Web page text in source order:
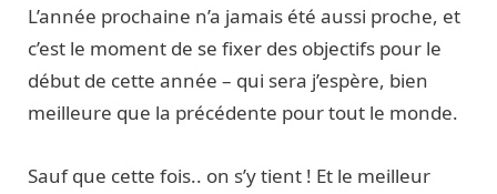
L’année prochaine n’a jamais été aussi proche, et
c’est le moment de se fixer des objectifs pour le
début de cette année – qui sera j’espère, bien
meilleure que la précédente pour tout le monde.
Sauf que cette fois.. on s’y tient ! Et le meilleur